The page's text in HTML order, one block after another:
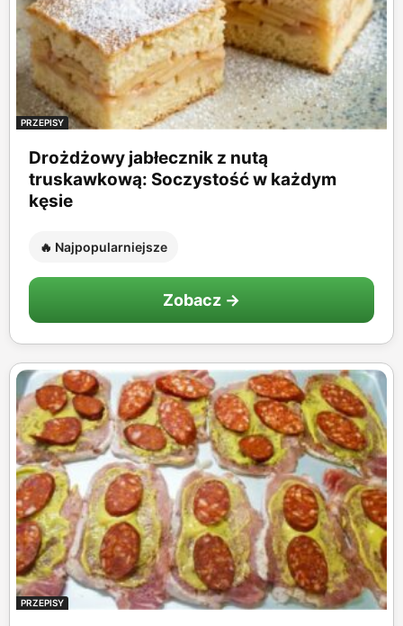
PRZEPISY
Drożdżowy jabłecznik z nutą
truskawkową: Soczystość w każdym
kęsie
🔥 Najpopularniejsze
Zobacz →
PRZEPISY